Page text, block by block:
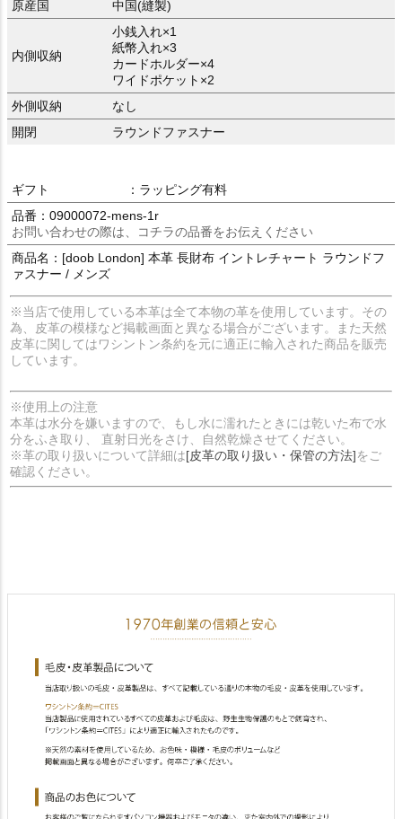
原産国 中国(縫製)
内側収納
小銭入れ×1
紙幣入れ×3
カードホルダー×4
ワイドポケット×2
外側収納
なし
開閉
ラウンドファスナー
ギフト
：ラッピング有料
品番：09000072-mens-1r
お問い合わせの際は、コチラの品番をお伝えください
商品名：[doob London] 本革 長財布 イントレチャート ラウンドフ
ァスナー / メンズ
※当店で使用している本革は全て本物の革を使用しています。その
為、皮革の模様など掲載画面と異なる場合がございます。また天然
皮革に関してはワシントン条約を元に適正に輸入された商品を販売
しています。
※使用上の注意
本革は水分を嫌いますので、もし水に濡れたときには乾いた布で水
分をふき取り、 直射日光をさけ、自然乾燥させてください。
※革の取り扱いについて詳細は[皮革の取り扱い・保管の方法]をご
確認ください。